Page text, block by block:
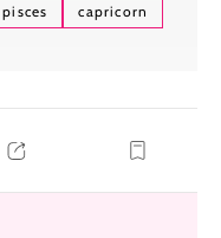
pisces capricorn